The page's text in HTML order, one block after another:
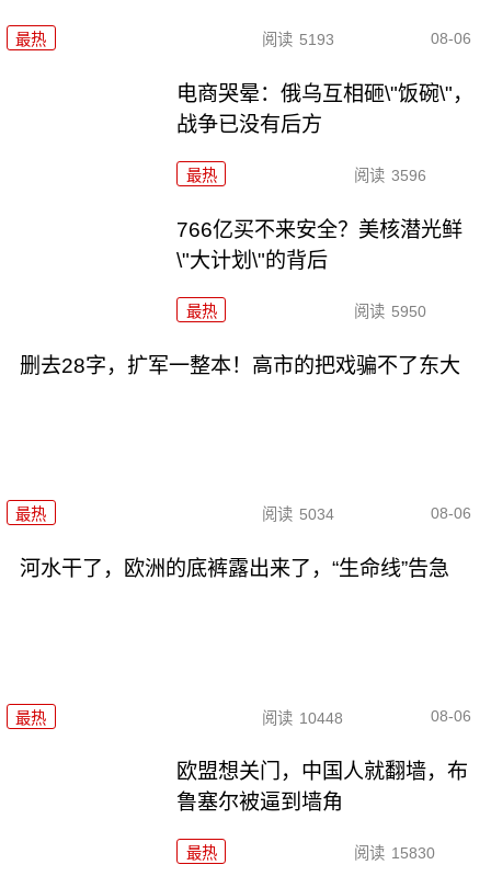
最热 阅读 5193 08-06
电商哭晕：俄乌互相砸\"饭碗\"，
战争已没有后方
最热 阅读 3596
766亿买不来安全？美核潜光鲜
\"大计划\"的背后
最热 阅读 5950
删去28字，扩军一整本！高市的把戏骗不了东大
最热 阅读 5034 08-06
河水干了，欧洲的底裤露出来了，“生命线”告急
最热 阅读 10448 08-06
欧盟想关门，中国人就翻墙，布
鲁塞尔被逼到墙角
最热 阅读 15830